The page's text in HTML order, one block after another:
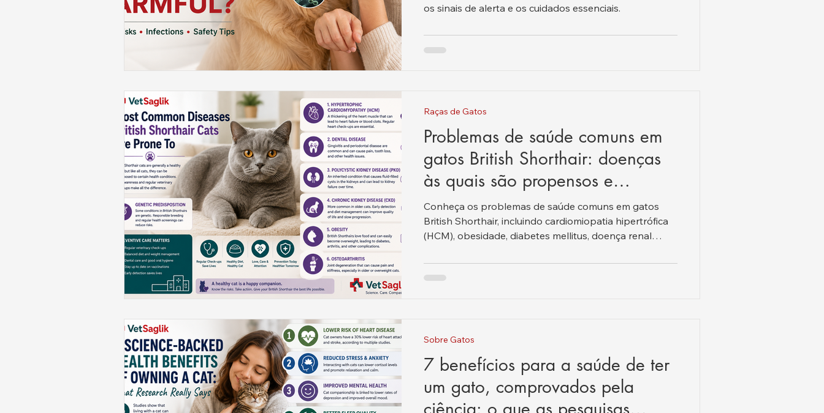
os sinais de alerta e os cuidados essenciais.
Problemas de saúde comuns em
gatos British Shorthair: doenças
às quais são propensos e
resistentes
Conheça os problemas de saúde comuns em gatos
British Shorthair, incluindo cardiomiopatia hipertrófica
(HCM), obesidade, diabetes mellitus, doença renal
do trato urinário, sintomas, prevenção e cuidados
veterinários.
Raças de Gatos
7 benefícios para a saúde de ter
um gato, comprovados pela
ciência: o que as pesquisas
Sobre Gatos